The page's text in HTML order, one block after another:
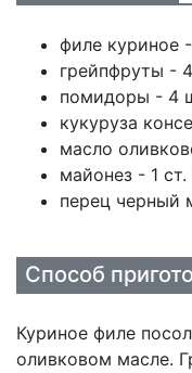
филе куриное
грейпфруты -
помидоры - 4
кукуруза
масло
майонез - 1
перец черный
Способ
Куриное филе
оливковом масле.